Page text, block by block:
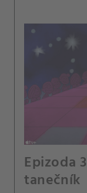
Epizoda
tanečník